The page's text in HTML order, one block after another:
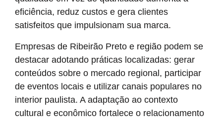
eficiência, reduz custos e gera clientes
satisfeitos que impulsionam sua marca.
Empresas de Ribeirão Preto e região podem se
destacar adotando práticas localizadas: gerar
conteúdos sobre o mercado regional, participar
de eventos locais e utilizar canais populares no
interior paulista. A adaptação ao contexto
cultural e econômico fortalece o relacionamento